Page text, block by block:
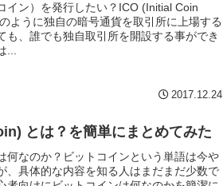
イン）を発行したい？ICO (Initial Coin
ように独自の暗号通貨を取引所に上場する
も、誰でも独自取引所を開設する事ができ
...
2017.12.24
とは？を簡単にまとめてみた
何なのか？ビットコインという単語は今や
、具体的な内容を知る人はまだまだ少数で